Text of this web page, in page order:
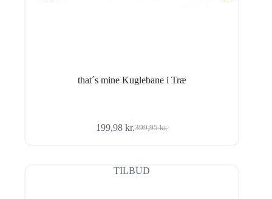
that´s mine Kuglebane i Træ
399,95kr.
Den
var:
399,95 kr..
199,98kr.Den
er:
199,98 kr..
TILBUD